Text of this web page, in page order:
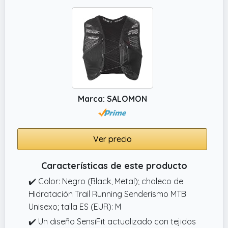
Marca: SALOMON
Ver precio
Características de este producto
✔️ Color: Negro (Black, Metal); chaleco de
Hidratación Trail Running Senderismo MTB
Unisexo; talla ES (EUR): M
✔️ Un diseño SensiFit actualizado con tejidos